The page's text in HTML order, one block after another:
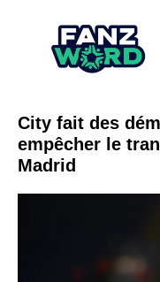
City fait des
empêcher le
Madrid